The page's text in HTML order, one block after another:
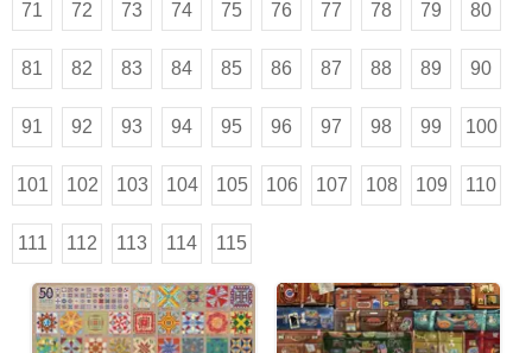
71 72 73 74 75 76 77 78 79 80
81 82 83 84 85 86 87 88 89 90
91 92 93 94 95 96 97 98 99 100
101 102 103 104 105 106 107 108 109 110
111 112 113 114 115